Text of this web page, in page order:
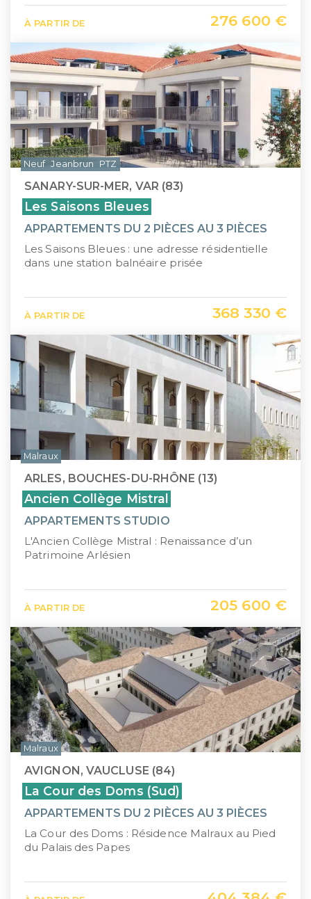
À PARTIR DE 276 600 €
SANARY-SUR-MER, VAR (83)
Les Saisons Bleues
APPARTEMENTS DU 2 PIÈCES AU 3 PIÈCES
Les Saisons Bleues : une adresse résidentielle
dans une station balnéaire prisée
À PARTIR DE 368 330 €
Neuf Jeanbrun PTZ
ARLES, BOUCHES-DU-RHÔNE (13)
Ancien Collège Mistral
APPARTEMENTS STUDIO
L'Ancien Collège Mistral : Renaissance d’un
Patrimoine Arlésien
À PARTIR DE 205 600 €
Malraux
AVIGNON, VAUCLUSE (84)
La Cour des Doms (Sud)
APPARTEMENTS DU 2 PIÈCES AU 3 PIÈCES
La Cour des Doms : Résidence Malraux au Pied
du Palais des Papes
Malraux